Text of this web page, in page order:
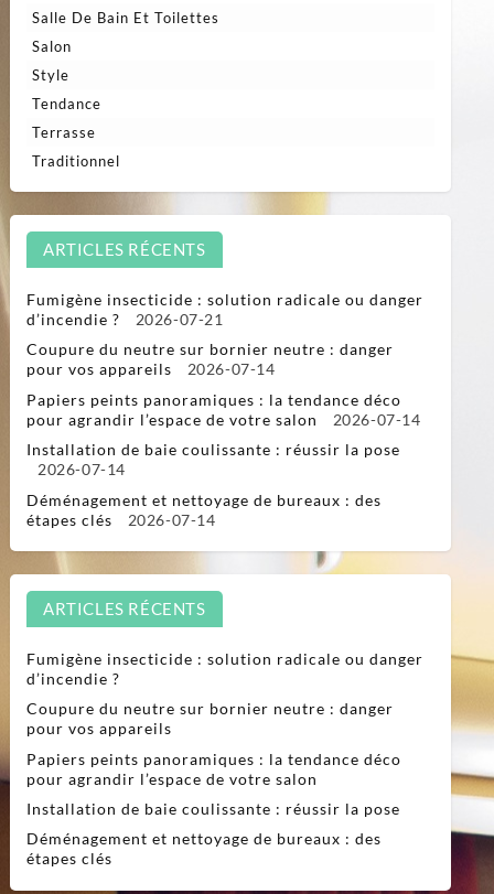
Salle De Bain Et Toilettes
Salon
Style
Tendance
Terrasse
Traditionnel
ARTICLES RÉCENTS
Fumigène insecticide : solution radicale ou danger
d’incendie ?
2026-07-21
Coupure du neutre sur bornier neutre : danger
pour vos appareils
2026-07-14
Papiers peints panoramiques : la tendance déco
pour agrandir l’espace de votre salon
2026-07-14
Installation de baie coulissante : réussir la pose
2026-07-14
Déménagement et nettoyage de bureaux : des
étapes clés
2026-07-14
ARTICLES RÉCENTS
Fumigène insecticide : solution radicale ou danger
d’incendie ?
Coupure du neutre sur bornier neutre : danger
pour vos appareils
Papiers peints panoramiques : la tendance déco
pour agrandir l’espace de votre salon
Installation de baie coulissante : réussir la pose
Déménagement et nettoyage de bureaux : des
étapes clés